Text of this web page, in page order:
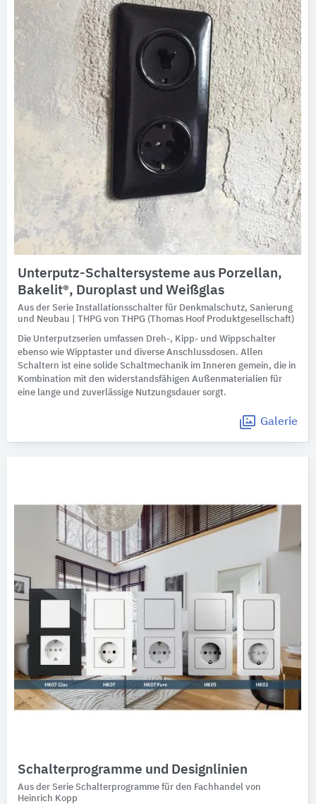
Unterputz-Schaltersysteme aus Porzellan,
Bakelit®, Duroplast und Weißglas
Aus der Serie Installationsschalter für Denkmalschutz, Sanierung
und Neubau | THPG von THPG (Thomas Hoof Produktgesellschaft)
Die Unterputzserien umfassen Dreh-, Kipp- und Wippschalter
ebenso wie Wipptaster und diverse Anschlussdosen. Allen
Schaltern ist eine solide Schaltmechanik im Inneren gemein, die in
Kombination mit den widerstandsfähigen Außenmaterialien für
eine lange und zuverlässige Nutzungsdauer sorgt.
Galerie
Schalterprogramme und Designlinien
Aus der Serie Schalterprogramme für den Fachhandel von
Heinrich Kopp